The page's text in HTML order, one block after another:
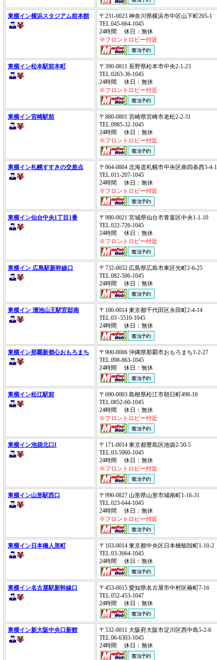
東横イン横浜スタジアム前本館
〒231-0023 神奈川県横浜市中区山下町205-
TEL.045-664-1045
24時間 休日：無休
※フロントロビー付近
東横イン松本駅前本町
〒390-0811 長野県松本市中央2-1-23
TEL.0263-36-1045
24時間 休日：無休
※フロントロビー付近
東横イン宮崎駅前
〒880-0801 宮崎県宮崎市老松2-2-31
TEL.0985-32-1045
24時間 休日：無休
※フロントロビー付近
東横イン札幌すすきの交差点
〒064-0804 北海道札幌市中央区南四条西3-
TEL.011-207-1045
24時間 休日：無休
※フロントロビー付近
東横イン仙台中央1丁目1番
〒980-0021 宮城県仙台市青葉区中央1-1-10
TEL.022-726-1045
24時間 休日：無休
※フロントロビー付近
東横イン 広島駅新幹線口
〒732-0052 広島県広島市東区光町2-6-25
TEL.082-506-1045
24時間 休日：無休
東横イン 溜池山王駅官邸南
〒100-0014 東京都千代田区永田町2-4-14
TEL.03 -5510-1045
24時間 休日：無休
東横イン那覇新都心おもろまち
〒900-0006 沖縄県那覇市おもろまち1-2-27
TEL.098-863-1045
24時間 休日：無休
東横イン松江駅前
〒690-0003 島根県松江市朝日町498-10
TEL.0852-60-1045
24時間 休日：無休
※フロントロビー付近
東横イン池袋北口I
〒171-0014 東京都豊島区池袋2-50-5
TEL.03-5960-1045
24時間 休日：無休
※フロントロビー付近
東横イン山形駅西口
〒990-0827 山形県山形市城南町1-16-31
TEL.023-644-1045
24時間 休日：無休
※フロントロビー付近
東横イン日本橋人形町
〒103-0014 東京都中央区日本橋蛎殻町1-
TEL.03-3664-1045
24時間 休日：無休
東横イン名古屋駅新幹線口
〒453-0015 愛知県名古屋市中村区椿町7-16
TEL.052-453-1047
24時間 休日：無休
東横イン新大阪中央口新館
〒532-0011 大阪府大阪市淀川区西中島5-2-6
TEL.06-6303-1045
24時間 休日：無休